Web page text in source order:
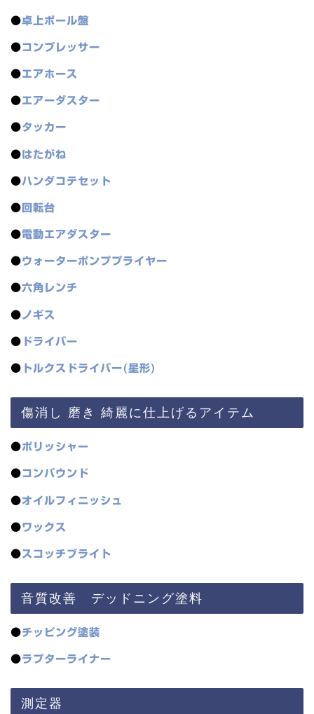
●卓上ボール盤
● コンプレッサー
●エアホース
●エアーダスター
●タッカー
●はたがね
●ハンダコテセット
● 回転台
●電動エアダスター
●ウォーターポンププライヤー
●六角レンチ
● ノギス
● ドライバー
● トルクスドライバー(星形)
傷消し 磨き 綺麗に仕上げるアイテム
●ポリッシャー
●コンパウンド
●オイルフィニッシュ
●ワックス
●スコッチブライト
音質改善 デッドニング塗料
●チッピング塗装
●ラプターライナー
測定器